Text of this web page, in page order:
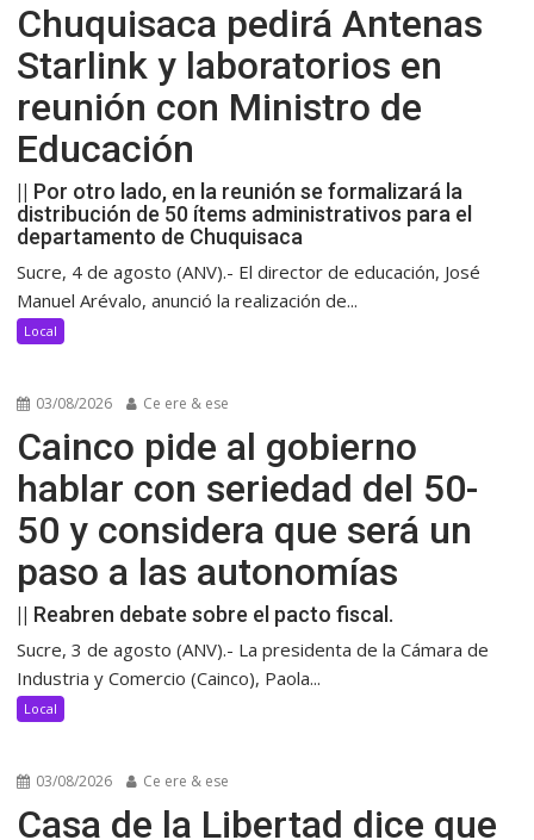
Chuquisaca pedirá Antenas
Starlink y laboratorios en
reunión con Ministro de
Educación
|| Por otro lado, en la reunión se formalizará la
distribución de 50 ítems administrativos para el
departamento de Chuquisaca
Sucre, 4 de agosto (ANV).- El director de educación, José
Manuel Arévalo, anunció la realización de...
Local
03/08/2026 Ce ere & ese
Cainco pide al gobierno
hablar con seriedad del 50-
50 y considera que será un
paso a las autonomías
|| Reabren debate sobre el pacto fiscal.
Sucre, 3 de agosto (ANV).- La presidenta de la Cámara de
Industria y Comercio (Cainco), Paola...
Local
03/08/2026 Ce ere & ese
Casa de la Libertad dice que